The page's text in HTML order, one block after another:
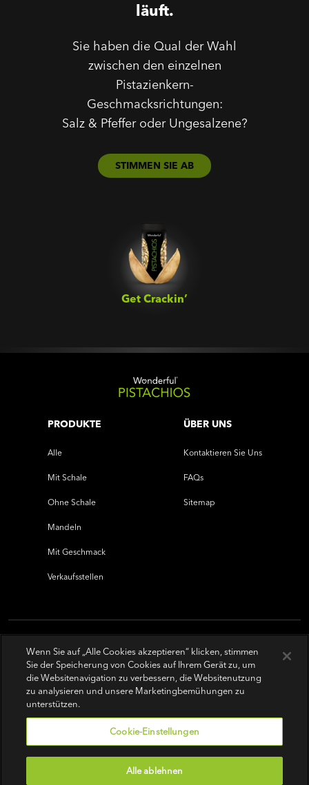
läuft.
Sie haben die Qual der Wahl
zwischen den einzelnen
Pistazienkern-
Geschmacksrichtungen:
Salz & Pfeffer oder Ungesalzene?
STIMMEN SIE AB
Get Crackin’‎
PRODUKTE
Alle
Mit Schale
Ohne Schale
Mandeln
Mit Geschmack
Verkaufsstellen
ÜBER UNS
Kontaktieren Sie Uns
FAQs
Sitemap
Nutzungsbedingungen | Datenschutz-Bestimmungen
Wenn Sie auf „Alle Cookies akzeptieren“ klicken, stimmen
Sie der Speicherung von Cookies auf Ihrem Gerät zu, um
die Websitenavigation zu verbessern, die Websitenutzung
zu analysieren und unsere Marketingbemühungen zu
unterstützen.
Cookie-Einstellungen
Alle ablehnen